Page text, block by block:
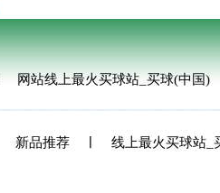
网站线上最火买球站_买球(中国)
新品推荐 线上最火买球站_